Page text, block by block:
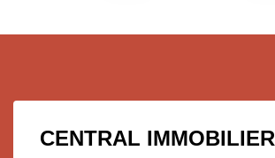
CENTRAL IMMOBILIER